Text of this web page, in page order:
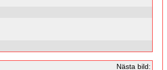
Nästa bild: